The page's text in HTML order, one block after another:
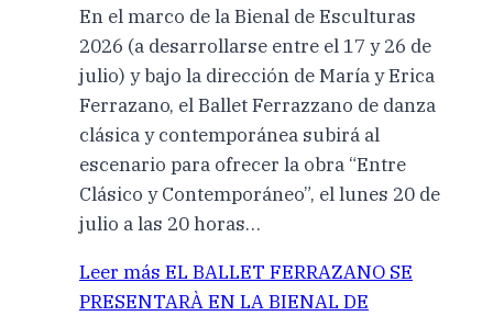
En el marco de la Bienal de Esculturas
2026 (a desarrollarse entre el 17 y 26 de
julio) y bajo la dirección de María y Erica
Ferrazano, el Ballet Ferrazzano de danza
clásica y contemporánea subirá al
escenario para ofrecer la obra “Entre
Clásico y Contemporáneo”, el lunes 20 de
julio a las 20 horas…
Leer más EL BALLET FERRAZANO SE
PRESENTARÀ EN LA BIENAL DE